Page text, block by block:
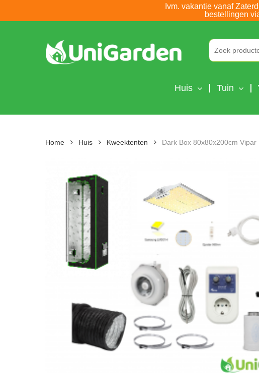
Ivm. vakantie vanaf
bestellingen
Huis Tuin
Home Huis Kweektenten Dark Box 80x80x200cm Vipar